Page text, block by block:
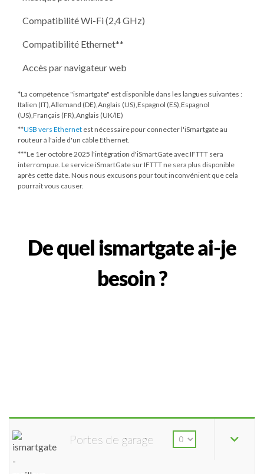
Compatibilité Wi-Fi (2,4 GHz)
Compatibilité Ethernet**
Accès par navigateur web
*La compétence "ismartgate" est disponible dans les langues suivantes :
Italien (IT),Allemand (DE),Anglais (US),Espagnol (ES),Espagnol
(US),Français (FR),Anglais (UK/IE)
**USB vers Ethernet est nécessaire pour connecter l'iSmartgate au
routeur à l'aide d'un câble Ethernet.
***Le 1er octobre 2025 l'intégration d'iSmartGate avec IFTTT sera
interrompue. Le service iSmartGate sur IFTTT ne sera plus disponible
après cette date. Nous nous excusons pour tout inconvénient que cela
pourrait vous causer.
De quel ismartgate ai-je
besoin ?
Portes de garage